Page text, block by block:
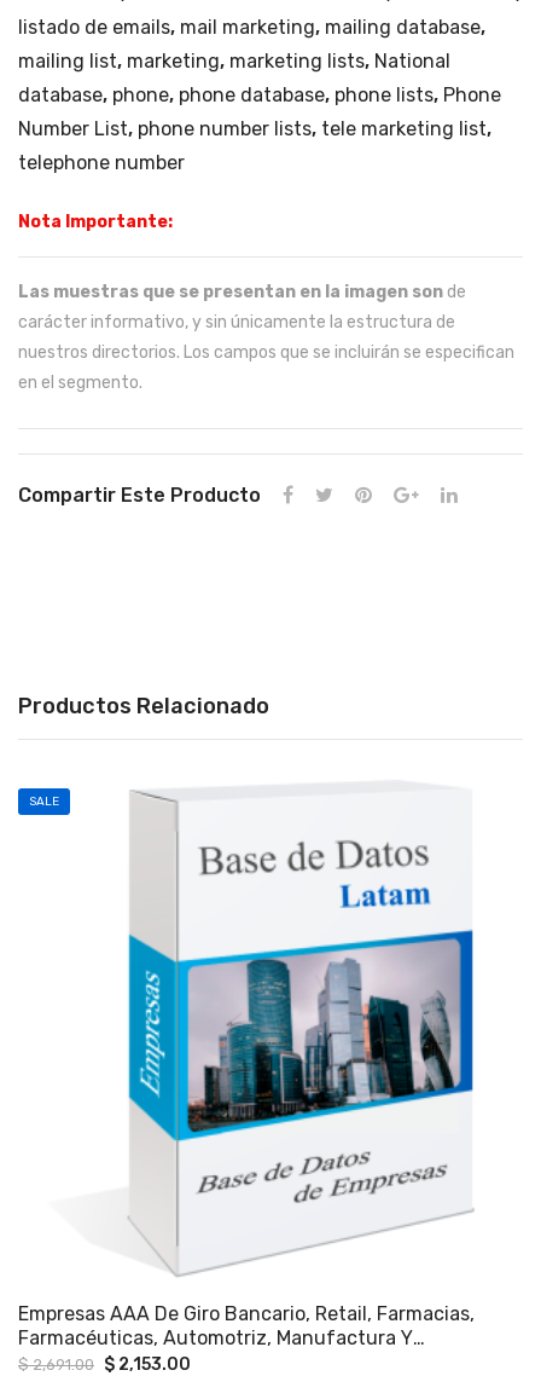
listado de emails, mail marketing, mailing database,
mailing list, marketing, marketing lists, National
database, phone, phone database, phone lists, Phone
Number List, phone number lists, tele marketing list,
telephone number
Nota Importante:
Las muestras que se presentan en la imagen son de
carácter informativo, y sin únicamente la estructura de
nuestros directorios. Los campos que se incluirán se especifican
en el segmento.
Compartir Este Producto
Productos Relacionado
SALE
Empresas AAA De Giro Bancario, Retail, Farmacias,
Farmacéuticas, Automotriz, Manufactura Y
Aseguradoras, A Nivel Nacional.
$2,691.00 Original
$ 2,153.00